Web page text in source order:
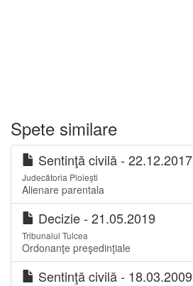
Spete similare
Sentinţă civilă - 22.12.2017
Judecătoria Ploiești
Alienare parentala
Decizie - 21.05.2019
Tribunalul Tulcea
Ordonanţe preşedinţiale
Sentinţă civilă - 18.03.2009